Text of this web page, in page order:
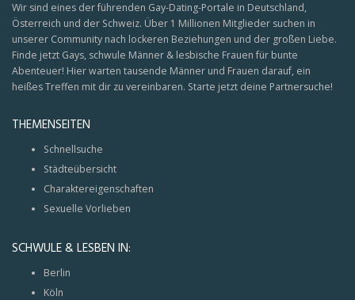
Wir sind eines der führenden Gay-Dating-Portale in Deutschland,
Österreich und der Schweiz. Über 1 Millionen Mitglieder suchen in
unserer Community nach lockeren Beziehungen und der großen Liebe.
Finde jetzt Gays, schwule Männer & lesbische Frauen für bunte
Abenteuer! Hier warten tausende Männer und Frauen darauf, ein
heißes Treffen mit dir zu vereinbaren. Starte jetzt deine Partnersuche!
THEMENSEITEN
Schnellsuche
Städteübersicht
Charaktereigenschaften
Sexuelle Vorlieben
SCHWULE & LESBEN IN:
Berlin
Köln